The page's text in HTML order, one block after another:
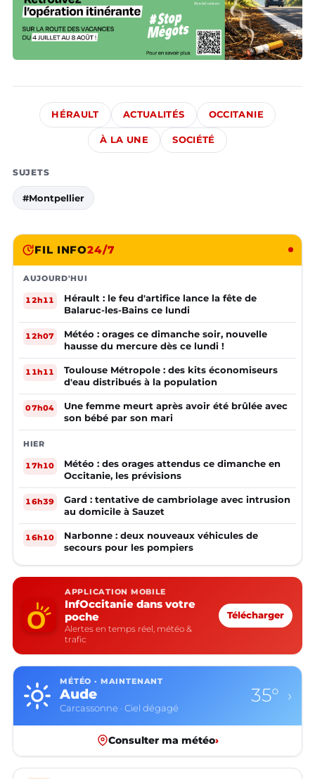
HÉRAULT ACTUALITÉS OCCITANIE
À LA UNE SOCIÉTÉ
SUJETS
#Montpellier
FIL INFO24/7
AUJOURD'HUI
12h11
Hérault : le feu d'artifice lance la fête de
Balaruc-les-Bains ce lundi
12h07
Météo : orages ce dimanche soir, nouvelle
hausse du mercure dès ce lundi !
11h11
Toulouse Métropole : des kits économiseurs
d'eau distribués à la population
07h04
Une femme meurt après avoir été brûlée avec
son bébé par son mari
HIER
17h10
Météo : des orages attendus ce dimanche en
Occitanie, les prévisions
16h39
Gard : tentative de cambriolage avec intrusion
au domicile à Sauzet
16h10
Narbonne : deux nouveaux véhicules de
secours pour les pompiers
APPLICATION MOBILE
InfOccitanie dans votre
poche
Alertes en temps réel, météo &
trafic
Télécharger
MÉTÉO · MAINTENANT
Aude
Carcassonne · Ciel dégagé
35° ›
Consulter ma météo›